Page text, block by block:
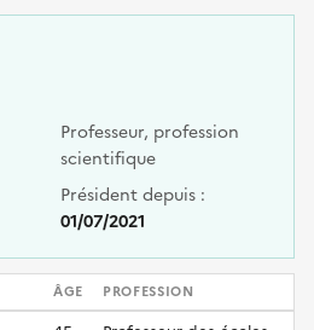
Professeur, profession
scientifique
Président depuis :
01/07/2021
ÂGE PROFESSION